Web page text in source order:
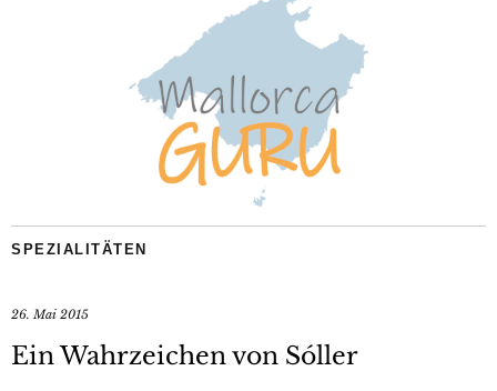
SPEZIALITÄTEN
26. Mai 2015
Ein Wahrzeichen von Sóller